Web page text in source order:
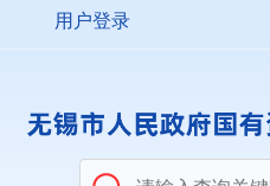
用户登录